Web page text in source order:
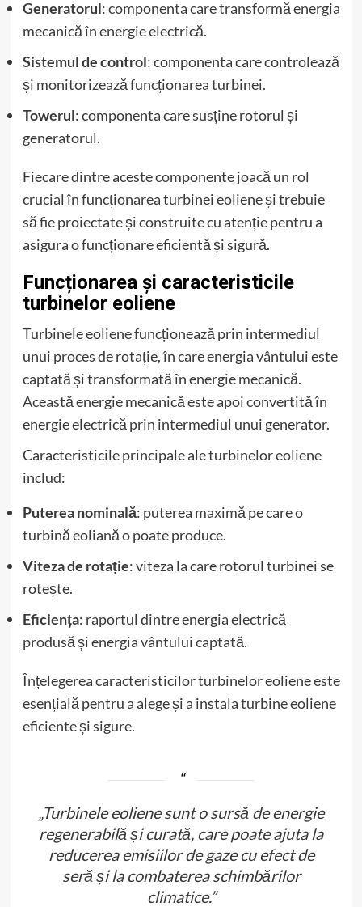
Generatorul: componenta care transformă energia
mecanică în energie electrică.
Sistemul de control: componenta care controlează
și monitorizează funcționarea turbinei.
Towerul: componenta care susține rotorul și
generatorul.
Fiecare dintre aceste componente joacă un rol
crucial în funcționarea turbinei eoliene și trebuie
să fie proiectate și construite cu atenție pentru a
asigura o funcționare eficientă și sigură.
Funcționarea și caracteristicile
turbinelor eoliene
Turbinele eoliene funcționează prin intermediul
unui proces de rotație, în care energia vântului este
captată și transformată în energie mecanică.
Această energie mecanică este apoi convertită în
energie electrică prin intermediul unui generator.
Caracteristicile principale ale turbinelor eoliene
includ:
Puterea nominală: puterea maximă pe care o
turbină eoliană o poate produce.
Viteza de rotație: viteza la care rotorul turbinei se
rotește.
Eficiența: raportul dintre energia electrică
produsă și energia vântului captată.
Înțelegerea caracteristicilor turbinelor eoliene este
esențială pentru a alege și a instala turbine eoliene
eficiente și sigure.
„Turbinele eoliene sunt o sursă de energie
regenerabilă și curată, care poate ajuta la
reducerea emisiilor de gaze cu efect de
seră și la combaterea schimbărilor
climatice.”